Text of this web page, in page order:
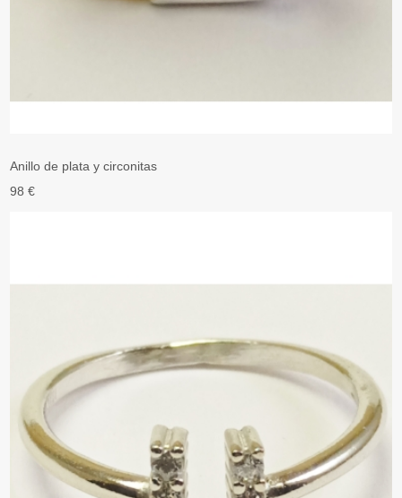
Anillo de plata y circonitas
98 €